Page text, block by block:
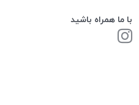
با ما همراه باشید